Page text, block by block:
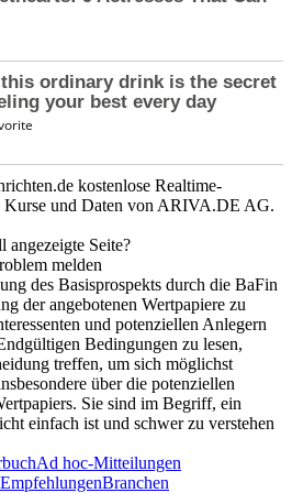
kostenlose Realtime-
Kurse und Daten von ARIVA.DE AG.
angezeigte Seite?
melden
des Basisprospekts durch die BaFin
der angebotenen Wertpapiere zu
und potenziellen Anlegern
Bedingungen zu lesen,
treffen, um sich möglichst
über die potenziellen
Sie sind im Begriff, ein
einfach ist und schwer zu verstehen
Ad hoc-Mitteilungen
Branchen